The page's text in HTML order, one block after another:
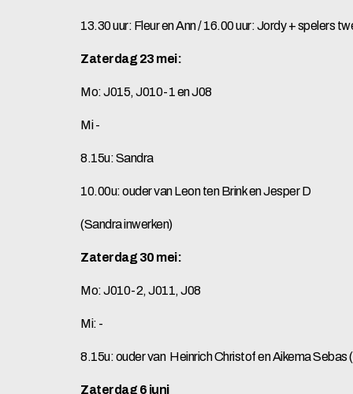
13.30 uur: Fleur en Ann / 16.00 uur: Jordy + spelers
Zaterdag 23 mei:
Mo: J015, J010-1 en J08
Mi -
8.15u: Sandra
10.00u: ouder van Leon ten Brink en Jesper D
(Sandra inwerken)
Zaterdag 30 mei:
Mo: J010-2, J011, J08
Mi: -
8.15u: ouder van Heinrich Christof en Aikema Sebas
Zaterdag 6 juni